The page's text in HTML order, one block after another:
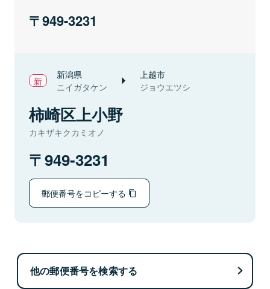
949-3231
新潟県
ニイガタケン
上越市
ジョウエツシ
柿崎区上小野
カキザキクカミオノ
949-3231
郵便番号をコピーする
他の郵便番号を検索する